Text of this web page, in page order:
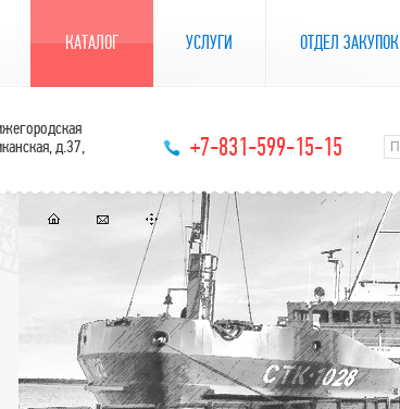
КАТАЛОГ УСЛУГИ ОТДЕЛ ЗАКУПОК
д.37,
+7-831-599-15-15